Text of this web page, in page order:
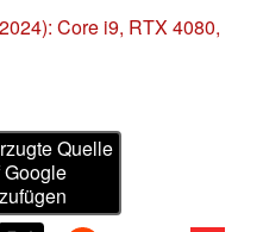
Core i9, RTX 4080,
Quelle
Google